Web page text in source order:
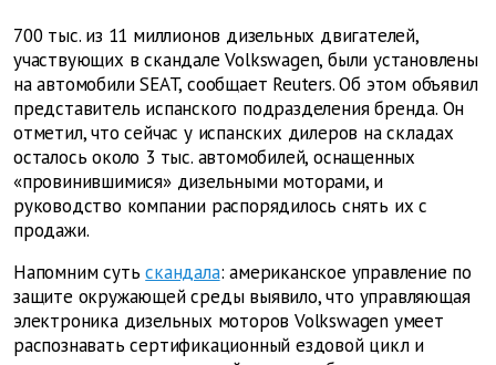
700 тыс. из 11 миллионов дизельных двигателей,
участвующих в скандале Volkswagen, были установлены
на автомобили SEAT, сообщает Reuters. Об этом объявил
представитель испанского подразделения бренда. Он
отметил, что сейчас у испанских дилеров на складах
осталось около 3 тыс. автомобилей, оснащенных
«провинившимися» дизельными моторами, и
руководство компании распорядилось снять их с
продажи.
Напомним суть скандала: американское управление по
защите окружающей среды выявило, что управляющая
электроника дизельных моторов Volkswagen умеет
распознавать сертификационный ездовой цикл и